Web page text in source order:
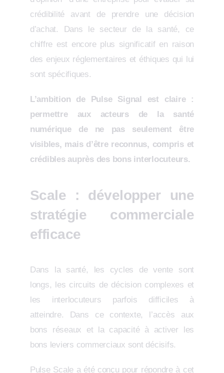
crédibilité avant de prendre une décision
d’achat. Dans le secteur de la santé, ce
chiffre est encore plus significatif en raison
des enjeux réglementaires et éthiques qui lui
sont spécifiques.
L’ambition de Pulse Signal est claire :
permettre aux acteurs de la santé
numérique de ne pas seulement être
visibles, mais d’être reconnus, compris et
crédibles auprès des bons interlocuteurs.
Scale : développer une
stratégie commerciale
efficace
Dans la santé, les cycles de vente sont
longs, les circuits de décision complexes et
les interlocuteurs parfois difficiles à
atteindre. Dans ce contexte, l’accès aux
bons réseaux et la capacité à activer les
bons leviers commerciaux sont décisifs.
Pulse Scale a été conçu pour répondre à cet